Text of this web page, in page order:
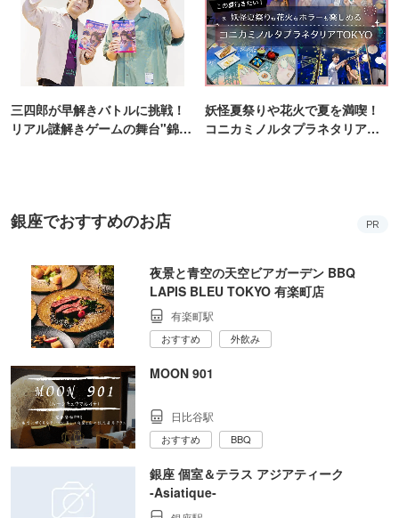
三四郎が早解きバトルに挑戦！
リアル謎解きゲームの舞台"錦糸
妖怪夏祭りや花火で夏を満喫！
コニカミノルタプラネタリア
銀座でおすすめのお店 PR
夜景と青空の天空ビアガーデン BBQ
LAPIS BLEU TOKYO 有楽町店
有楽町駅
おすすめ 外飲み
MOON 901
日比谷駅
おすすめ BBQ
銀座 個室＆テラス アジアティーク
‐Asiatique‐